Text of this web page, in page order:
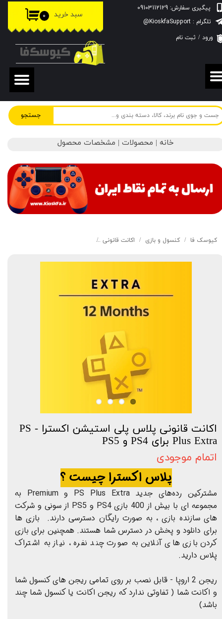
جستجو
پیگیری سفارش: 09103112129
۰ سبد خرید
ورود / ثبت نام
حساب کاربری من
تغییر گذر واژه
سفارشات
خروج از حساب کاربری
تلگرام : KioskfaSupport@
خانه | محصولات | مشخصات محصول
کیوسک‌ فا کنسول و بازی اکانت قانونی
اکانت قانونی پلاس پلی استیشن اکسترا - PS
Plus Extra برای PS4 و PS5
اتمام موجودی
پلاس اکسترا چیست ؟
مشترکین رده‌های جدید PS Plus Extra و Premium به
مجموعه ای با بیش از 400 بازی PS4 و PS5 از سونی و شرکت
های سازنده بازی ، به صورت رایگان دسترسی دارند. بازی ها
برای دانلود و پخش در دسترس شما هستند. همچنین برای بازی
کردن بازی های آنلاین به صورت چند نفره ، نیاز به اشتراک
پلاس دارید.
ریجن 2 اروپا - قابل نصب بر روی تمامی ریجن های کنسول شما
و اکانت شما ( تفاوتی ندارد که ریجن اکانت یا کنسول شما چند
باشد)